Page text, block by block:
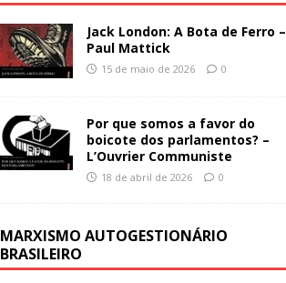
Jack London: A Bota de Ferro –
Paul Mattick
15 de maio de 2026 0
Por que somos a favor do
boicote dos parlamentos? –
L’Ouvrier Communiste
18 de abril de 2026 0
MARXISMO AUTOGESTIONÁRIO
BRASILEIRO